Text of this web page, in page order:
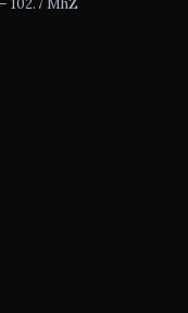
102.7 MhZ